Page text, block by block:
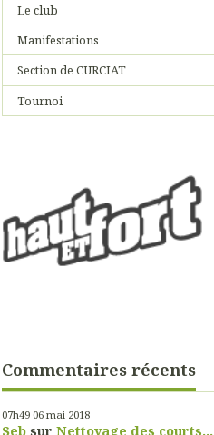
Le club
Manifestations
Section de CURCIAT
Tournoi
Commentaires récents
07h49 06 mai 2018
Seb sur Nettoyage des courts...